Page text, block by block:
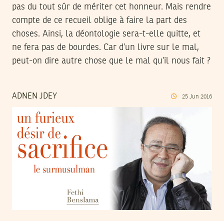
pas du tout sûr de mériter cet honneur. Mais rendre
compte de ce recueil oblige à faire la part des
choses. Ainsi, la déontologie sera-t-elle quitte, et
ne fera pas de bourdes. Car d’un livre sur le mal,
peut-on dire autre chose que le mal qu’il nous fait ?
ADNEN JDEY 25 Jun 2016